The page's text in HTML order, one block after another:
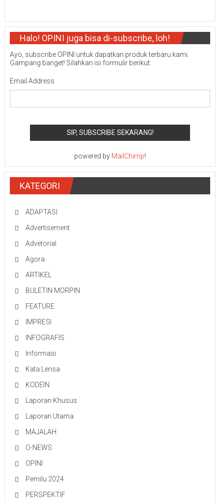
Halo! OPINI juga bisa di-subscribe, loh!
Ayo, subscribe OPINI untuk dapatkan produk terbaru kami.
Gampang banget! Silahkan isi formulir berikut:
Email Address
powered by MailChimp!
KATEGORI
ADAPTASI
Advertisement
Advetorial
Agora
ARTIKEL
BULETIN MORPIN
FEATURE
IMPRESI
INFOGRAFIS
Informasi
Kata Lensa
KODEIN
Laporan Khusus
Laporan Utama
MAJALAH
O-NEWS
OPINI
Pemilu 2024
PERSPEKTIF